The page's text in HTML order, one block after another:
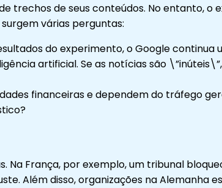
trechos de seus conteúdos. No entanto,
várias perguntas:
do experimento, o Google
artificial. Se as notícias são
financeiras e dependem do tráfego
França, por exemplo, um tribunal
Além disso, organizações na Alemanha